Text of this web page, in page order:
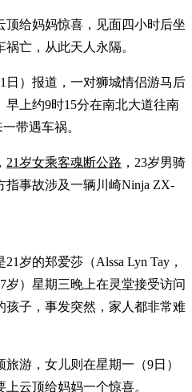
顶给妈妈惊喜，见面四小时后坐
亡，从此天人永隔。
日）报道，一对狮城情侣游马后
早上约9时15分在南北大道往南
带遇车祸。
21岁女乘客魂断公路 ，23岁男骑
指事故涉及一辆川崎Ninja ZX-
岁的郑爱莎（Alssa Lyn Tay，
岁）星期三晚上在灵堂接受访问
孩子，事发突然，家人都非常难
游，女儿则在星期一（9日）
云顶给妈妈一个惊喜。